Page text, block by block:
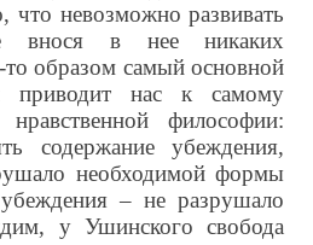
что невозможно развивать
внося в нее никаких
образом самый основной
приводит нас к самому
философии:
содержание убеждения,
необходимой формы
– не разрушало
у Ушинского свобода